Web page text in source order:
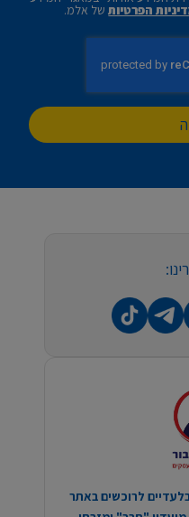
הפרטיותשל אלמ.
לרוכשים באתר